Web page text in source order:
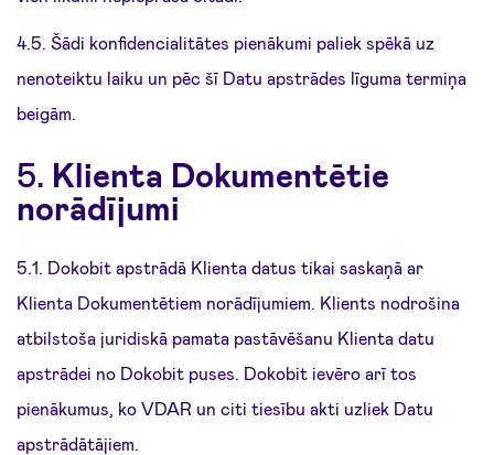
4.5. Šādi konfidencialitātes pienākumi paliek spēkā uz
nenoteiktu laiku un pēc šī Datu apstrādes līguma termiņa
beigām.
5. Klienta Dokumentētie
norādījumi
5.1. Dokobit apstrādā Klienta datus tikai saskaņā ar
Klienta Dokumentētiem norādījumiem. Klients nodrošina
atbilstoša juridiskā pamata pastāvēšanu Klienta datu
apstrādei no Dokobit puses. Dokobit ievēro arī tos
pienākumus, ko VDAR un citi tiesību akti uzliek Datu
apstrādātājiem.